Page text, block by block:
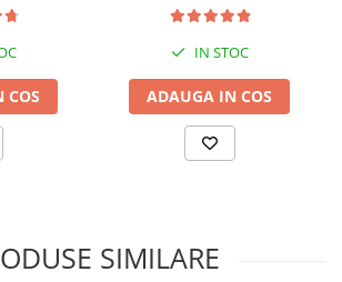
COS
IN STOC
ADAUGA IN COS
SIMILARE